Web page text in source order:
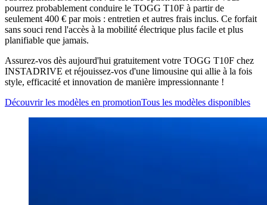
pourrez probablement conduire le TOGG T10F à partir de
seulement 400 € par mois : entretien et autres frais inclus. Ce forfait
sans souci rend l'accès à la mobilité électrique plus facile et plus
planifiable que jamais.
Assurez-vos dès aujourd'hui gratuitement votre TOGG T10F chez
INSTADRIVE et réjouissez-vos d'une limousine qui allie à la fois
style, efficacité et innovation de manière impressionnante !
Découvrir les modèles en promotionTous les modèles disponibles